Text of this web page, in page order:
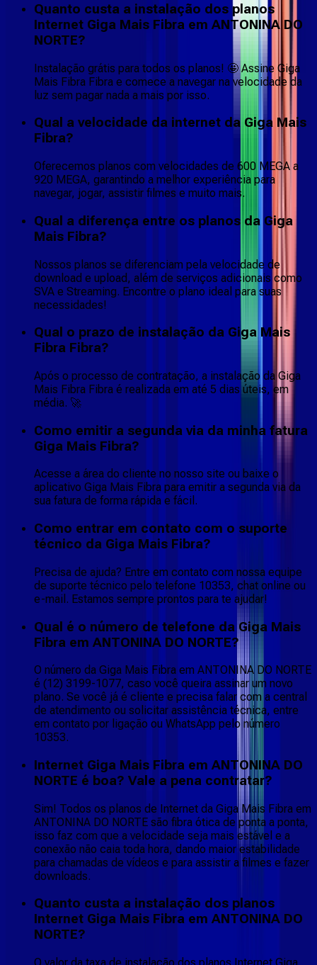
Quanto custa a instalação dos planos
Internet Giga Mais Fibra em ANTONINA DO
NORTE?
Instalação grátis para todos os planos! 🤩 Assine Giga
Mais Fibra Fibra e comece a navegar na velocidade da
luz sem pagar nada a mais por isso.
Qual a velocidade da internet da Giga Mais
Fibra?
Oferecemos planos com velocidades de 600 MEGA a
920 MEGA, garantindo a melhor experiência para
navegar, jogar, assistir filmes e muito mais.
Qual a diferença entre os planos da Giga
Mais Fibra?
Nossos planos se diferenciam pela velocidade de
download e upload, além de serviços adicionais como
SVA e Streaming. Encontre o plano ideal para suas
necessidades!
Qual o prazo de instalação da Giga Mais
Fibra Fibra?
Após o processo de contratação, a instalação da Giga
Mais Fibra Fibra é realizada em até 5 dias úteis, em
média. 🚀
Como emitir a segunda via da minha fatura
Giga Mais Fibra?
Acesse a área do cliente no nosso site ou baixe o
aplicativo Giga Mais Fibra para emitir a segunda via da
sua fatura de forma rápida e fácil.
Como entrar em contato com o suporte
técnico da Giga Mais Fibra?
Precisa de ajuda? Entre em contato com nossa equipe
de suporte técnico pelo telefone 10353, chat online ou
e-mail. Estamos sempre prontos para te ajudar!
Qual é o número de telefone da Giga Mais
Fibra em ANTONINA DO NORTE?
O número da Giga Mais Fibra em ANTONINA DO NORTE
é (12) 3199-1077, caso você queira assinar um novo
plano. Se você já é cliente e precisa falar com a central
de atendimento ou solicitar assistência técnica, entre
em contato por ligação ou WhatsApp pelo número
10353.
Internet Giga Mais Fibra em ANTONINA DO
NORTE é boa? Vale a pena contratar?
Sim! Todos os planos de Internet da Giga Mais Fibra em
ANTONINA DO NORTE são fibra ótica de ponta a ponta,
isso faz com que a velocidade seja mais estável e a
conexão não caia toda hora, dando maior estabilidade
para chamadas de vídeos e para assistir a filmes e fazer
downloads.
Quanto custa a instalação dos planos
Internet Giga Mais Fibra em ANTONINA DO
NORTE?